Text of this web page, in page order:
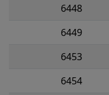
6448
6449
6453
6454